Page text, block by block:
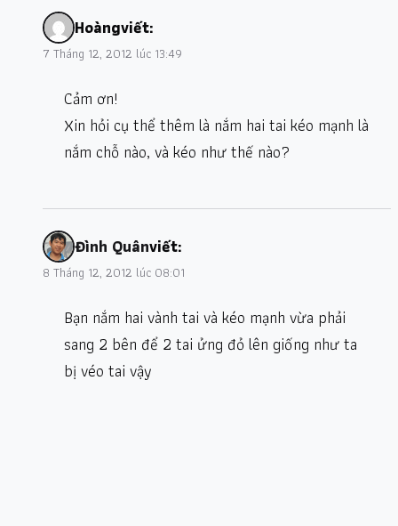
Hoàngviết:
7 Tháng 12, 2012 lúc 13:49
Cảm ơn!
Xin hỏi cụ thể thêm là nắm hai tai kéo mạnh là
nắm chỗ nào, và kéo như thế nào?
Đình Quânviết:
8 Tháng 12, 2012 lúc 08:01
Bạn nắm hai vành tai và kéo mạnh vừa phải
sang 2 bên để 2 tai ửng đỏ lên giống như ta
bị véo tai vậy